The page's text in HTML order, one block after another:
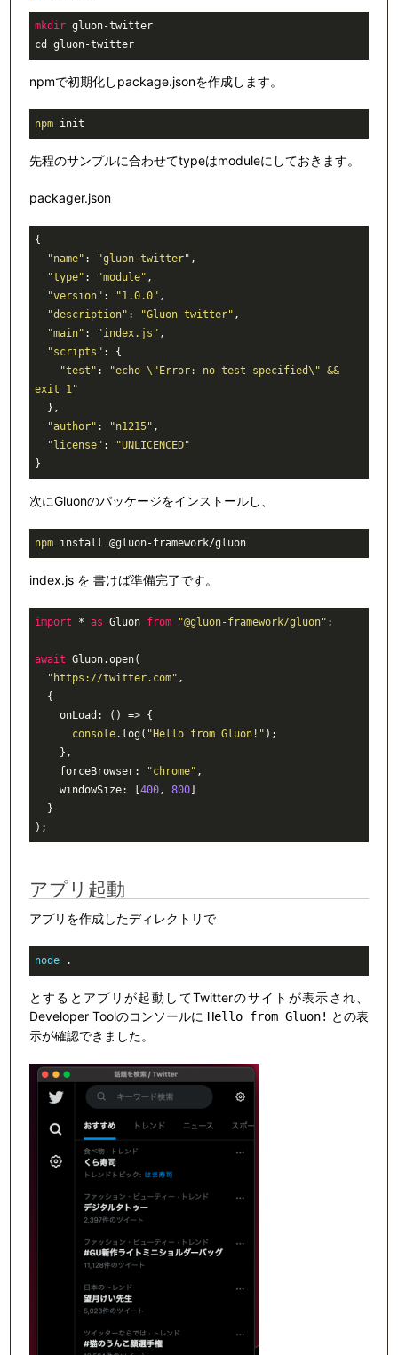
mkdir gluon-twitter
cd gluon-twitter
npmで初期化しpackage.jsonを作成します。
npm init
先程のサンプルに合わせてtypeはmoduleにしておきます。
packager.json
{
"name" : "gluon-twitter" ,
"type" : "module" ,
"version" : "1.0.0" ,
"description" : "Gluon twitter" ,
"main" : "index.js" ,
"scripts" :
{
"test" : "echo \" Error: no test specified\" &&
exit 1"
  }
,
"author" : "n1215" ,
"license" :
"UNLICENCED"
}
次にGluonのパッケージをインストールし、
npm install @gluon-framework/gluon
index.js を 書けば準備完了です。
import * as Gluon from "@gluon-framework/gluon" ;
await Gluon.open(
"https://twitter.com" ,
  {
onLoad : () => {
console. log( "Hello from Gluon!" ) ;
    }
,
forceBrowser: "chrome" ,
windowSize: 400, 800]
  }
) ;
アプリ起動
アプリを作成したディレクトリで
node .
とするとアプリが起動してTwitterのサイトが表示され、
Developer Toolのコンソールに Hello from Gluon! との表
示が確認できました。